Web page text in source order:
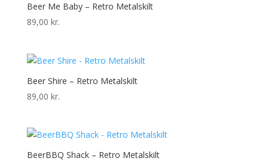
Beer Me Baby – Retro Metalskilt
89,00 kr.
Beer Shire – Retro Metalskilt
89,00 kr.
BeerBBQ Shack – Retro Metalskilt